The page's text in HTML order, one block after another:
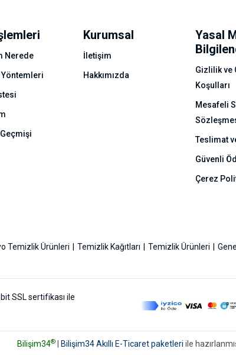
Nerede
Kurumsal
İletişim
Hakkımızda
Yasal
Gizlilik ve
Koşulları
Mesafeli
Teslimat
Güvenli
Çerez
Temizlik Ürünleri Temizlik Kağıtları Temizlik Ürünleri
SSL sertifikası ile
Bilişim34®| Bilişim34 Akıllı E-Ticaret paketleri ile